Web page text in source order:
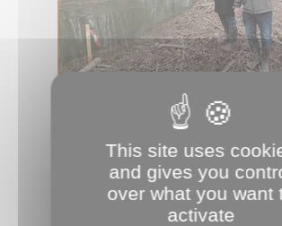
Le maire de Remiencourt : «
Le président d’Amiens
Alain Gest est allé rencontrer
maires de Remiencourt et de
This site uses
and gives you
over what you want
activate